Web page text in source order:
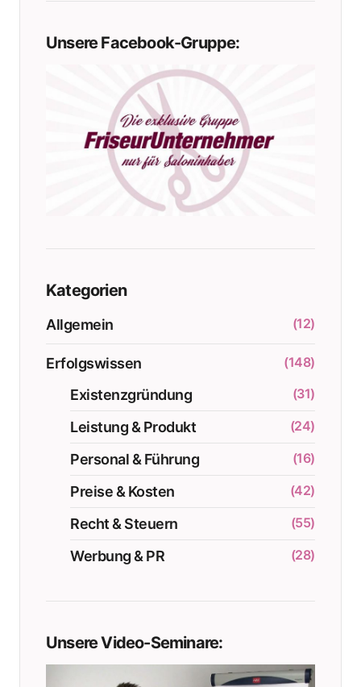
Unsere Facebook-Gruppe:
Kategorien
Allgemein (12)
Erfolgswissen (148)
Existenzgründung (31)
Leistung & Produkt (24)
Personal & Führung (16)
Preise & Kosten (42)
Recht & Steuern (55)
Werbung & PR (28)
Unsere Video-Seminare: